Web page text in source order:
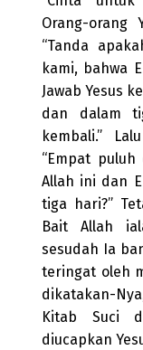
Orang-orang
“Tanda
kami, bahwa
Jawab Yesus
dan dalam
kembali.”
“Empat
Allah ini dan
tiga hari?”
Bait Allah
sesudah Ia
teringat oleh
dikatakan-
Kitab Suci
diucapkan